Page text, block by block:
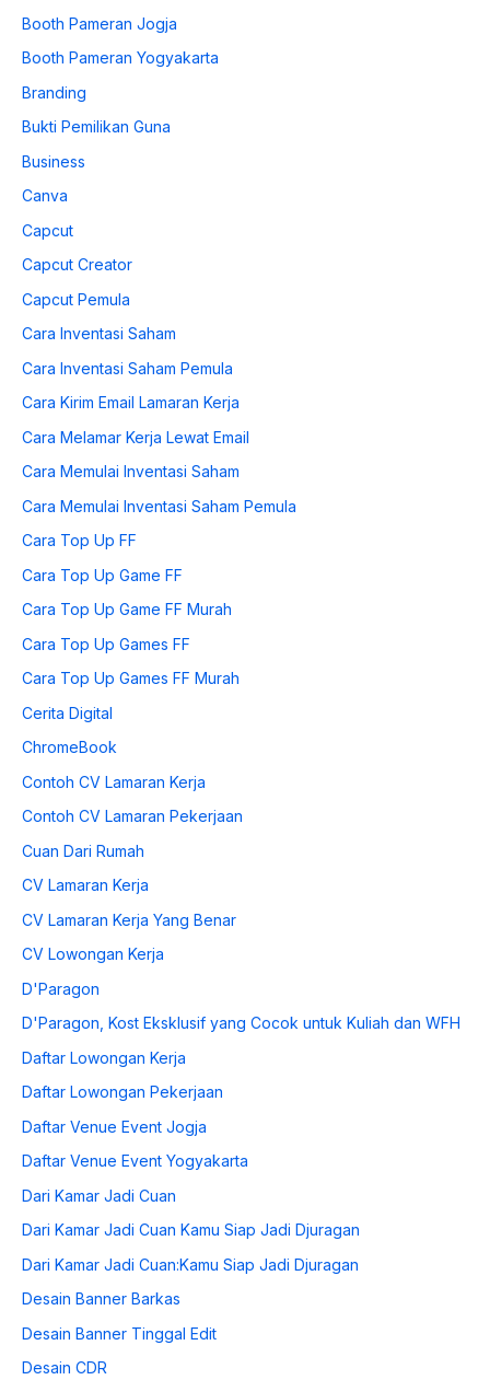
Booth Pameran Jogja
Booth Pameran Yogyakarta
Branding
Bukti Pemilikan Guna
Business
Canva
Capcut
Capcut Creator
Capcut Pemula
Cara Inventasi Saham
Cara Inventasi Saham Pemula
Cara Kirim Email Lamaran Kerja
Cara Melamar Kerja Lewat Email
Cara Memulai Inventasi Saham
Cara Memulai Inventasi Saham Pemula
Cara Top Up FF
Cara Top Up Game FF
Cara Top Up Game FF Murah
Cara Top Up Games FF
Cara Top Up Games FF Murah
Cerita Digital
ChromeBook
Contoh CV Lamaran Kerja
Contoh CV Lamaran Pekerjaan
Cuan Dari Rumah
CV Lamaran Kerja
CV Lamaran Kerja Yang Benar
CV Lowongan Kerja
D'Paragon
D'Paragon, Kost Eksklusif yang Cocok untuk Kuliah dan WFH
Daftar Lowongan Kerja
Daftar Lowongan Pekerjaan
Daftar Venue Event Jogja
Daftar Venue Event Yogyakarta
Dari Kamar Jadi Cuan
Dari Kamar Jadi Cuan Kamu Siap Jadi Djuragan
Dari Kamar Jadi Cuan:Kamu Siap Jadi Djuragan
Desain Banner Barkas
Desain Banner Tinggal Edit
Desain CDR